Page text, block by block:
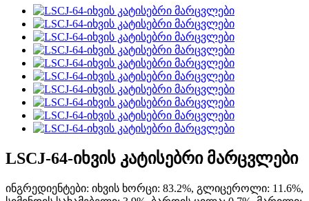
LSCJ-64-იხვის კატისებრი მარცვლები
ინგრედიენტები: იხვის ხორცი: 83.2%, გლიცეროლი: 11.6%,